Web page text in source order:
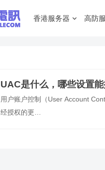
香港服务器 高防
UAC是什么，哪些设置
用户账户控制（User Account
经授权的更…